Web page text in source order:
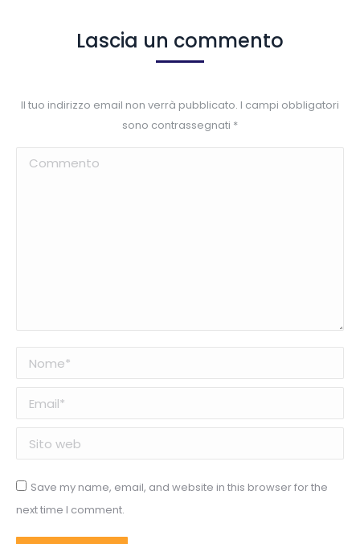
Lascia un commento
Il tuo indirizzo email non verrà pubblicato. I campi obbligatori
sono contrassegnati *
Commento
Nome *
Email *
Sito web
Save my name, email, and website in this browser for the
next time I comment.